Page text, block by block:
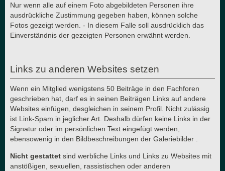
Nur wenn alle auf einem Foto abgebildeten Personen ihre
ausdrückliche Zustimmung gegeben haben, können solche
Fotos gezeigt werden. - In diesem Falle soll ausdrücklich das
Einverständnis der gezeigten Personen erwähnt werden.
Links zu anderen Websites setzen
Wenn ein Mitglied wenigstens 50 Beiträge in den Fachforen
geschrieben hat, darf es in seinen Beiträgen Links auf andere
Websites einfügen, desgleichen in seinem Profil. Nicht zulässig
ist Link-Spam in jeglicher Art. Deshalb dürfen keine Links in der
Signatur oder im persönlichen Text eingefügt werden,
ebensowenig in den Bildbeschreibungen der Galeriebilder .
Nicht gestattet sind werbliche Links und Links zu Websites mit
anstößigen, sexuellen, rassistischen oder anderen